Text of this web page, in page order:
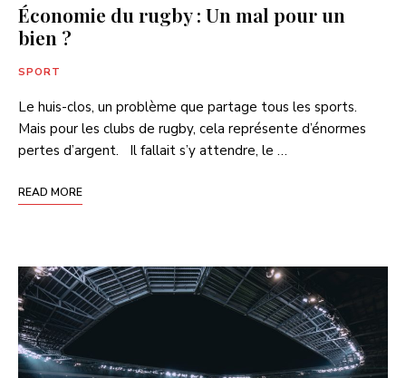
Économie du rugby : Un mal pour un
bien ?
SPORT
Le huis-clos, un problème que partage tous les sports.
Mais pour les clubs de rugby, cela représente d’énormes
pertes d’argent. Il fallait s’y attendre, le …
READ MORE